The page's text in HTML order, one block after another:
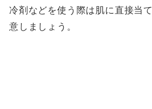
冷剤などを使う際は肌に直接当
意しましょう。